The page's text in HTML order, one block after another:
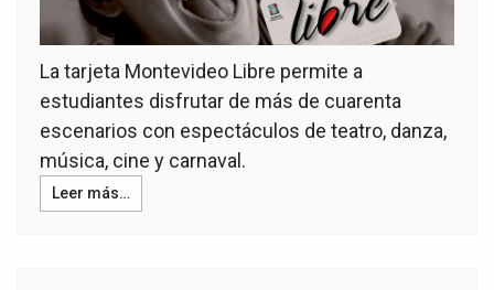
La tarjeta Montevideo Libre permite a
estudiantes disfrutar de más de cuarenta
escenarios con espectáculos de teatro, danza,
música, cine y carnaval.
Leer más…